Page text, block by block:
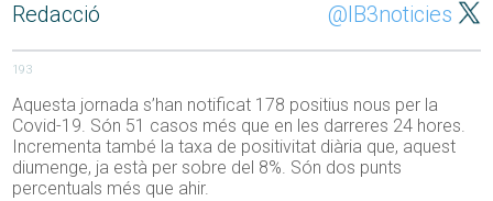
Redacció @IB3noticies
193
Aquesta jornada s’han notificat 178 positius nous per la
Covid-19. Són 51 casos més que en les darreres 24 hores.
Incrementa també la taxa de positivitat diària que, aquest
diumenge, ja està per sobre del 8%. Són dos punts
percentuals més que ahir.